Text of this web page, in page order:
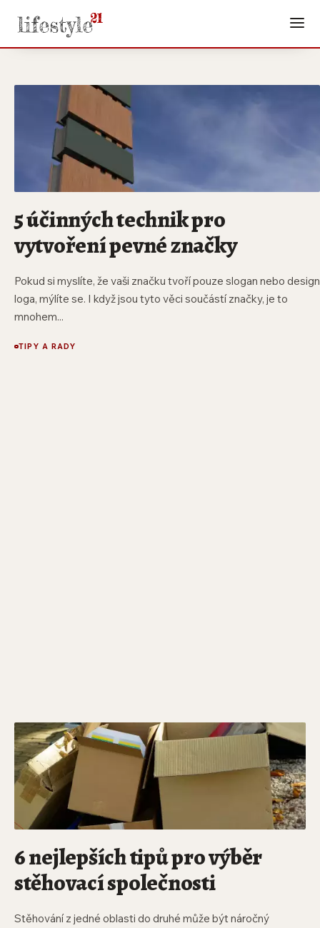
5 účinných technik pro
vytvoření pevné značky
Pokud si myslíte, že vaši značku tvoří pouze slogan nebo design
loga, mýlíte se. I když jsou tyto věci součástí značky, je to
mnohem...
TIPY A RADY
6 nejlepších tipů pro výběr
stěhovací společnosti
Stěhování z jedné oblasti do druhé může být náročný